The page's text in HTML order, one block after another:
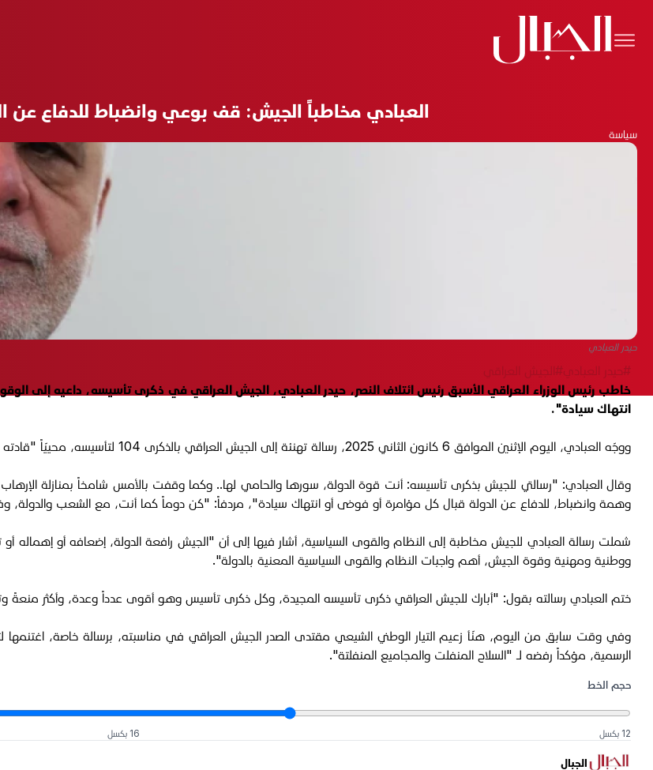
العبادي مخاطباً الجيش: قف بوعي وانضباط للدفاع
سياسة
حيدر العبادي
#حيدر العبادي#الجيش العراقي
خاطب رئيس الوزراء العراقي الأسبق رئيس ائتلاف النصر، حيدر العبادي، الجيش العراقي في ذكرى تأسيسه، داعيه إلى
انتهاك سيادة".
ووجّه العبادي، اليوم الإثنين الموافق 6 كانون الثاني 2025، رسالة تهنئة إلى الجيش العراقي بالذكرى 104 لتأسيسه، محييّاً "قادته ومراتبه وجنوده".
وقال العبادي: "رسالتي للجيش بذكرى تأسيسه: أنت قوة الدولة، سورها والحامي لها.. وكما وقفت بالأمس شامخاً بمنازلة
وهمة وانضباط، للدفاع عن الدولة قبال كل مؤامرة أو فوضى أو انتهاك سيادة"، مردفاً: "كن دوماً كما أنت، مع الشعب والدولة،
شملت رسالة العبادي للجيش مخاطبة إلى النظام والقوى السياسية، أشار فيها إلى أن "الجيش رافعة الدولة، إضعافه أو إهماله أو
ووطنية ومهنية وقوة الجيش، أهم واجبات النظام والقوى السياسية المعنية بالدولة".
ختم العبادي رسالته بقول: "أبارك للجيش العراقي ذكرى تأسيسه المجيدة، وكل ذكرى تأسيس وهو أقوى عدداً وعدة، وأكثر منعةً
وفي وقت سابق من اليوم، هنّأ زعيم التيار الوطني الشيعي مقتدى الصدر الجيش العراقي في مناسبته، برسالة خاصة، اغتنمها
الرسمية، مؤكداً رفضه لـ "السلاح المنفلت والمجاميع المنفلتة".
حجم الخط
12 بكسل 16 بكسل
الجبال